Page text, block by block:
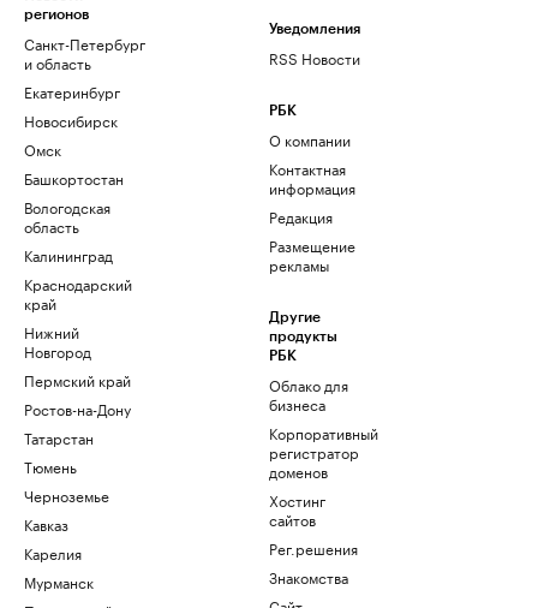
регионов
Санкт-Петербург
и область
Екатеринбург
Новосибирск
Омск
Башкортостан
Вологодская
область
Калининград
Краснодарский
край
Нижний
Новгород
Пермский край
Ростов-на-Дону
Татарстан
Тюмень
Черноземье
Кавказ
Карелия
Мурманск
Уведомления
RSS Новости
РБК
О компании
Контактная
информация
Редакция
Размещение
рекламы
Другие
продукты
РБК
Облако для
бизнеса
Корпоративный
регистратор
доменов
Хостинг
сайтов
Рег.решения
Знакомства